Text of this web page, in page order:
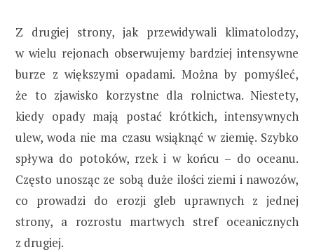
Z drugiej strony, jak przewidywali klimatolodzy,
w wielu rejonach obserwujemy bardziej intensywne
burze z większymi opadami. Można by pomyśleć,
że to zjawisko korzystne dla rolnictwa. Niestety,
kiedy opady mają postać krótkich, intensywnych
ulew, woda nie ma czasu wsiąknąć w ziemię. Szybko
spływa do potoków, rzek i w końcu – do oceanu.
Często unosząc ze sobą duże ilości ziemi i nawozów,
co prowadzi do erozji gleb uprawnych z jednej
strony, a rozrostu martwych stref oceanicznych
z drugiej.